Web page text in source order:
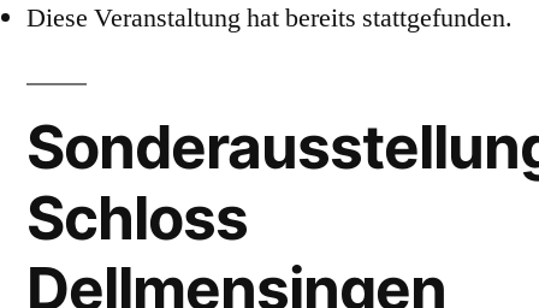
Diese Veranstaltung hat bereits stattgefunden.
Schloss
Dellmensingen